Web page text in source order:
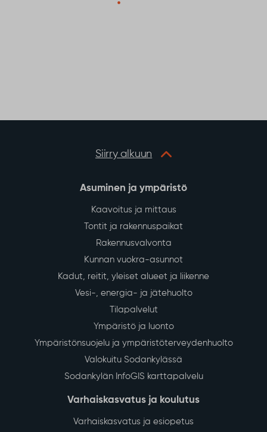
Siirry alkuun
Asuminen ja ympäristö
Kaavoitus ja mittaus
Tontit ja rakennuspaikat
Rakennusvalvonta
Kunnan vuokra-asunnot
Kadut, reitit, yleiset alueet ja liikenne
Vesi-, energia- ja jätehuolto
Tilapalvelut
Ympäristö ja luonto
Ympäristönsuojelu ja ympäristöterveydenhuolto
Valokuitu Sodankylässä
Sodankylän InfoGIS karttapalvelu
Varhaiskasvatus ja koulutus
Varhaiskasvatus ja esiopetus